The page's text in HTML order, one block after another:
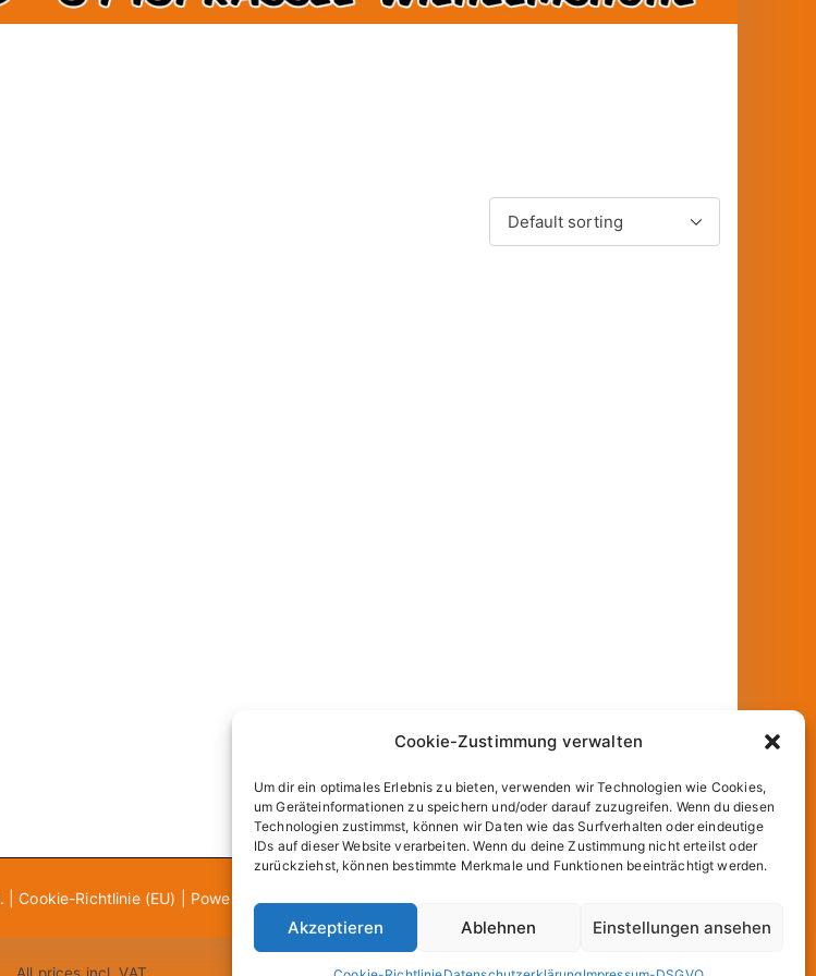
Cookie-Zustimmung verwalten
Um dir ein optimales Erlebnis zu bieten, verwenden wir Technologien wie Cookies,
um Geräteinformationen zu speichern und/oder darauf zuzugreifen. Wenn du diesen
Technologien zustimmst, können wir Daten wie das Surfverhalten oder eindeutige
IDs auf dieser Website verarbeiten. Wenn du deine Zustimmung nicht erteilst oder
zurückziehst, können bestimmte Merkmale und Funktionen beeinträchtigt werden.
Akzeptieren Ablehnen Einstellungen ansehen
. |Cookie-Richtlinie (EU) | Powered byZakraundWordPress